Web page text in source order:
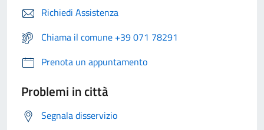
Richiedi Assistenza
Chiama il comune +39 071 78291
Prenota un appuntamento
Problemi in città
Segnala disservizio